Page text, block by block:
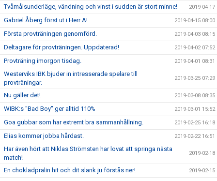
Tvåmålsunderläge, vändning och vinst i sudden är stort minne! 2019-04-17
Gabriel Åberg först ut i Herr A! 2019-04-15 08:00
Första provträningen genomförd. 2019-04-03 08:15
Deltagare för provträningen. Uppdaterad! 2019-04-02 07:52
Provträning imorgon tisdag. 2019-04-01 08:31
Westerviks IBK bjuder in intresserade spelare till
provträningar.
2019-03-25 07:29
Nu gäller det! 2019-03-08 08:35
WIBK:s "Bad Boy" ger alltid 110% 2019-03-01 15:52
Goa gubbar som har extremt bra sammanhållning. 2019-02-25 16:18
Elias kommer jobba hårdast. 2019-02-22 16:51
Har även hört att Niklas Strömsten har lovat att springa nästa
match!
2019-02-18
En chokladpralin hit och dit slank ju förstås ner! 2019-02-15